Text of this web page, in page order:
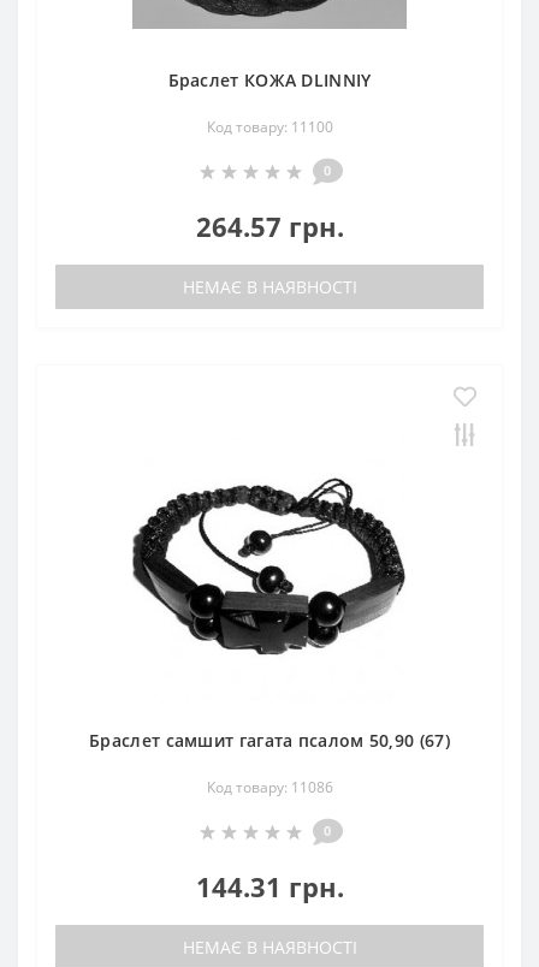
Браслет КОЖА DLINNIY
Код товару: 11100
0
264.57 грн.
НЕМАЄ В НАЯВНОСТІ
Браслет самшит гагата псалом 50,90 (67)
Код товару: 11086
0
144.31 грн.
НЕМАЄ В НАЯВНОСТІ